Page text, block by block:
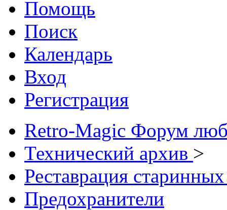
Помощь
Поиск
Календарь
Вход
Регистрация
Retro-Magic Форум
Технический архив >
Реставрация
Предохранители